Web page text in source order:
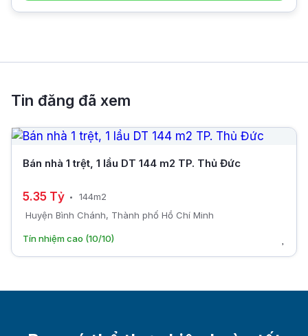
Tin đăng đã xem
Bán nhà 1 trệt, 1 lầu DT 144 m2 TP. Thủ Đức
5.35 Tỷ
144m2
Huyện Bình Chánh, Thành phố Hồ Chí Minh
Tín nhiệm cao (10/10)